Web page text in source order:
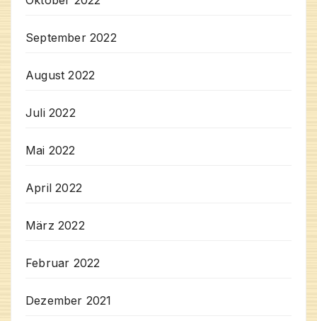
September 2022
August 2022
Juli 2022
Mai 2022
April 2022
März 2022
Februar 2022
Dezember 2021